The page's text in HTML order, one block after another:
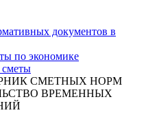
документов в
по экономике
сметы
СМЕТНЫХ НОРМ
ВРЕМЕННЫХ